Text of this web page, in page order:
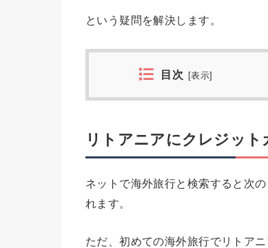
という疑問を解決します。
目次 [表示]
リトアニアにクレジッ
ネットで海外旅行と検索すると次
れます。
ただ、初めての海外旅行でリトア